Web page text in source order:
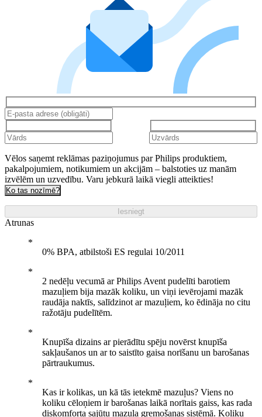
Vēlos saņemt reklāmas paziņojumus par Philips produktiem,
pakalpojumiem, notikumiem un akcijām – balstoties uz manām
izvēlēm un uzvedību. Varu jebkurā laikā viegli atteikties!
Ko tas nozīmē?
Iesniegt
Atrunas
0% BPA, atbilstoši ES regulai 10/2011
2 nedēļu vecumā ar Philips Avent pudelīti barotiem
mazuļiem bija mazāk koliku, un viņi ievērojami mazāk
raudāja naktīs, salīdzinot ar mazuļiem, ko ēdināja no citu
ražotāju pudelītēm.
Knupīša dizains ar pierādītu spēju novērst knupīša
sakļaušanos un ar to saistīto gaisa norīšanu un barošanas
pārtraukumus.
Kas ir kolikas, un kā tās ietekmē mazuļus? Viens no
koliku cēloņiem ir barošanas laikā norītais gaiss, kas rada
diskomforta sajūtu mazuļa gremošanas sistēmā. Koliku